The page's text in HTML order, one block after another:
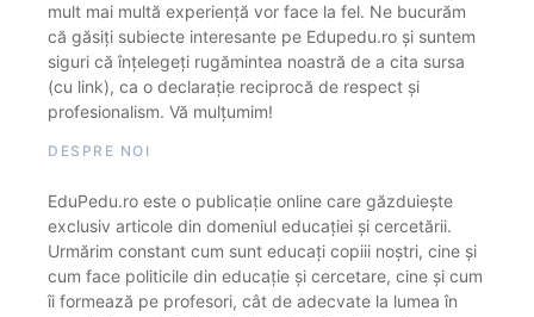
mult mai multă experiență vor face la fel. Ne bucurăm
că găsiți subiecte interesante pe Edupedu.ro și suntem
siguri că înțelegeți rugămintea noastră de a cita sursa
(cu link), ca o declarație reciprocă de respect și
profesionalism. Vă mulțumim!
DESPRE NOI
EduPedu.ro este o publicație online care găzduiește
exclusiv articole din domeniul educației și cercetării.
Urmărim constant cum sunt educați copiii noștri, cine și
cum face politicile din educație și cercetare, cine și cum
îi formează pe profesori, cât de adecvate la lumea în